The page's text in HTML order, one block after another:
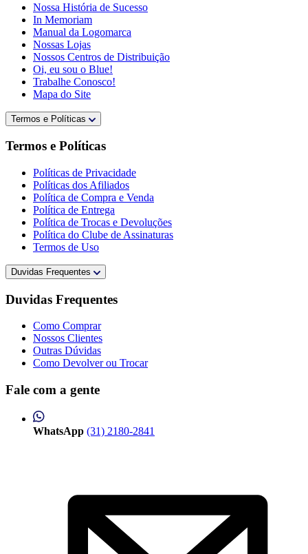
Nossa História de Sucesso
In Memoriam
Manual da Logomarca
Nossas Lojas
Nossos Centros de Distribuição
Oi, eu sou o Blue!
Trabalhe Conosco!
Mapa do Site
Termos e Políticas
Termos e Políticas
Políticas de Privacidade
Políticas dos Afiliados
Política de Compra e Venda
Política de Entrega
Política de Trocas e Devoluções
Política do Clube de Assinaturas
Termos de Uso
Duvidas Frequentes
Duvidas Frequentes
Como Comprar
Nossos Clientes
Outras Dúvidas
Como Devolver ou Trocar
Fale com a gente
WhatsApp (31) 2180-2841